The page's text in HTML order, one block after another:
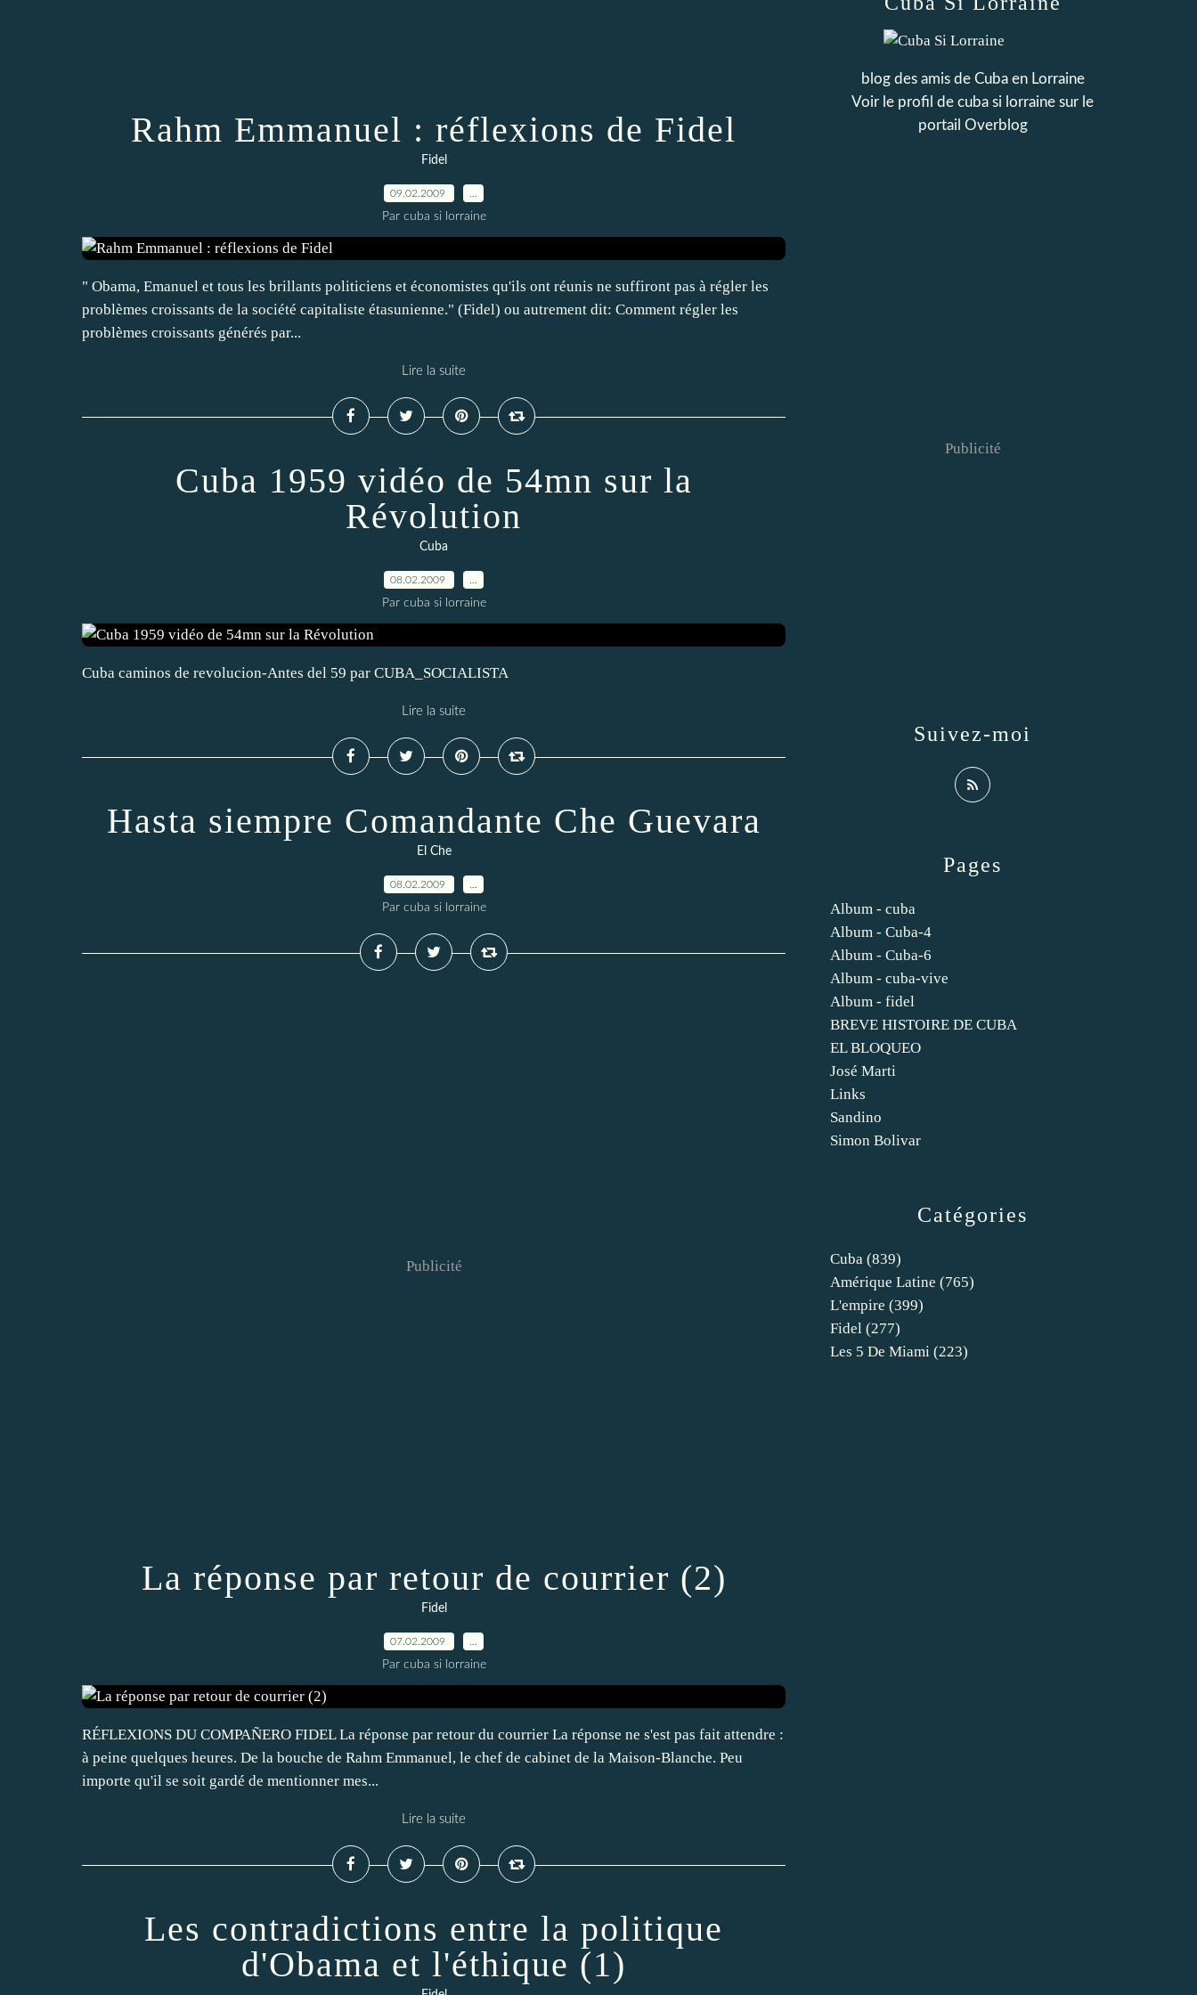
Rahm Emmanuel : réflexions de Fidel
Fidel
09.02.2009
Par cuba si lorraine
" Obama, Emanuel et tous les brillants politiciens et économistes qu'ils ont réunis ne suffiront pas à régler les
problèmes croissants de la société capitaliste étasunienne." (Fidel) ou autrement dit: Comment régler les
problèmes croissants générés par...
Lire la suite
Cuba 1959 vidéo de 54mn sur la
Révolution
Cuba
08.02.2009
Par cuba si lorraine
Cuba caminos de revolucion-Antes del 59 par CUBA_SOCIALISTA
Lire la suite
Hasta siempre Comandante Che Guevara
El Che
08.02.2009
Par cuba si lorraine
Publicité
La réponse par retour de courrier (2)
Fidel
07.02.2009
Par cuba si lorraine
RÉFLEXIONS DU COMPAÑERO FIDEL La réponse par retour du courrier La réponse ne s'est pas fait attendre :
à peine quelques heures. De la bouche de Rahm Emmanuel, le chef de cabinet de la Maison-Blanche. Peu
importe qu'il se soit gardé de mentionner mes...
Lire la suite
Les contradictions entre la politique
d'Obama et l'éthique (1)
Catégories
Cuba (839)
Amérique Latine (765)
L'empire (399)
Fidel (277)
Les 5 De Miami (223)
Pages
Album - cuba
Album - Cuba-4
Album - Cuba-6
Album - cuba-vive
Album - fidel
BREVE HISTOIRE DE CUBA
EL BLOQUEO
José Marti
Links
Sandino
Simon Bolivar
blog des amis de Cuba en Lorraine
Voir le profil de cuba si lorraine sur le
portail Overblog
Suivez-moi
Publicité